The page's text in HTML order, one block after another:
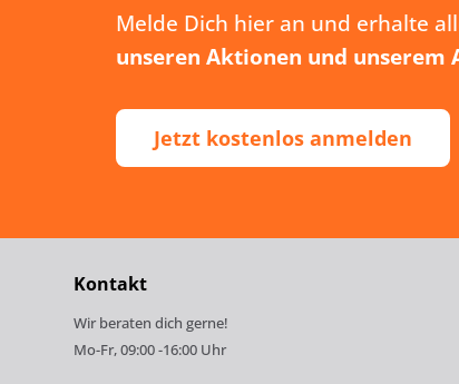
Melde Dich hier an und erhalte
unseren Aktionen und unserem
Jetzt kostenlos anmelden
Kontakt
Wir beraten dich gerne!
Mo-Fr, 09:00 -16:00 Uhr